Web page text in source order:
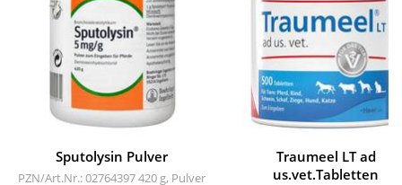
Sputolysin Pulver
PZN/Art.Nr.: 02764397420 g, Pulver
Traumeel LT ad
us.vet.Tabletten